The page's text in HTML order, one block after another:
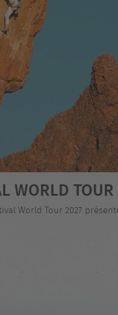
WORLD
World Tour 2027